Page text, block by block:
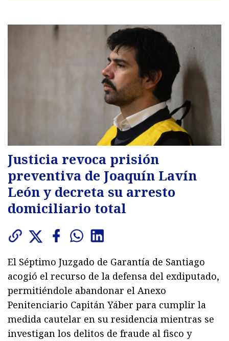
Justicia revoca prisión
preventiva de Joaquín Lavín
León y decreta su arresto
domiciliario total
El Séptimo Juzgado de Garantía de Santiago
acogió el recurso de la defensa del exdiputado,
permitiéndole abandonar el Anexo
Penitenciario Capitán Yáber para cumplir la
medida cautelar en su residencia mientras se
investigan los delitos de fraude al fisco y